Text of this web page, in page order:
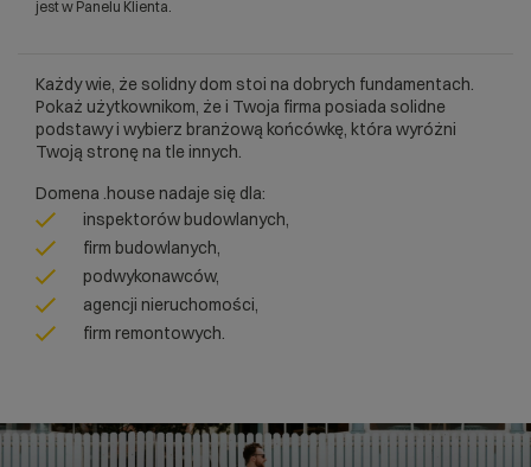
jest w Panelu Klienta.
Każdy wie, że solidny dom stoi na dobrych fundamentach.
Pokaż użytkownikom, że i Twoja firma posiada solidne
podstawy i wybierz branżową końcówkę, która wyróżni
Twoją stronę na tle innych.
Domena .house nadaje się dla:
inspektorów budowlanych,
firm budowlanych,
podwykonawców,
agencji nieruchomości,
firm remontowych.